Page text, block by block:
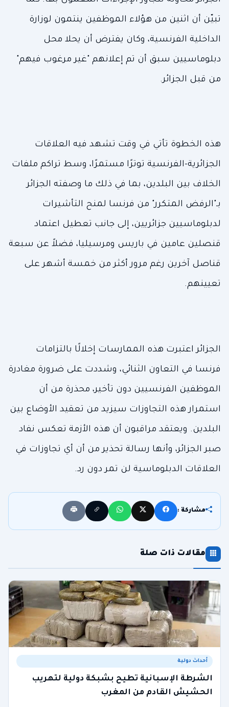
تبيّن أن اثنين من هؤلاء الموظفين ينتمون لوزارة
الداخلية الفرنسية، وكان يفترض أن يحلا محل
دبلوماسيين سبق أن تم إعلانهم "غير مرغوب فيهم"
من قبل الجزائر.
هذه الخطوة تأتي في وقت تشهد فيه العلاقات
الجزائرية-الفرنسية توترًا مستمرًا، وسط تراكم ملفات
الخلاف بين البلدين، بما في ذلك ما وصفته الجزائر
بـ"الرفض المتكرر" من فرنسا لمنح التأشيرات
لدبلوماسيين جزائريين، إلى جانب تعطيل اعتماد
قنصلين عامين في باريس ومرسيليا، فضلاً عن سبعة
قناصل آخرين رغم مرور أكثر من خمسة أشهر على
تعيينهم.
الجزائر اعتبرت هذه الممارسات إخلالًا بالتزامات
فرنسا في التعاون الثنائي، وشددت على ضرورة مغادرة
الموظفين الفرنسيين دون تأخير، محذرة من أن
استمرار هذه التجاوزات سيزيد من تعقيد الأوضاع بين
البلدين. ويعتقد مراقبون أن هذه الأزمة تعكس نفاد
صبر الجزائر، وأنها رسالة تحذير من أن أي تجاوزات في
العلاقات الدبلوماسية لن تمر دون رد.
مشاركة :
مقالات ذات صلة
أحداث دولية
الشرطة الإسبانية تطيح بشبكة دولية لتهريب
الحشيش القادم من المغرب